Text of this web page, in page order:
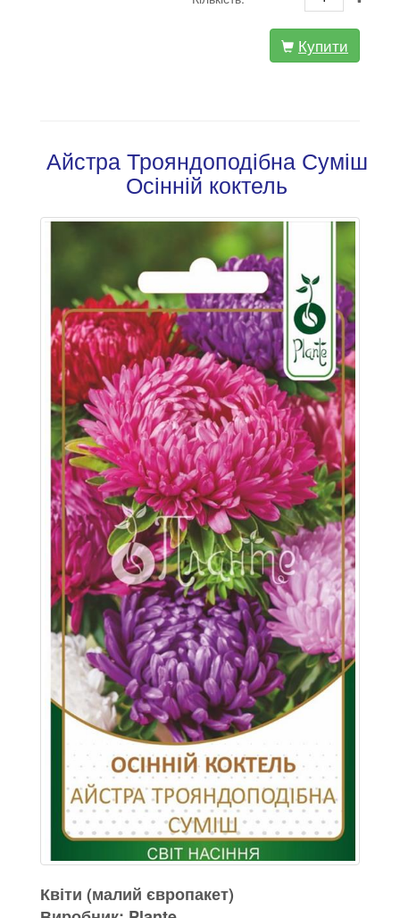
Купити
Айстра Трояндоподібна Суміш
Осінній коктель
Квіти (малий європакет)